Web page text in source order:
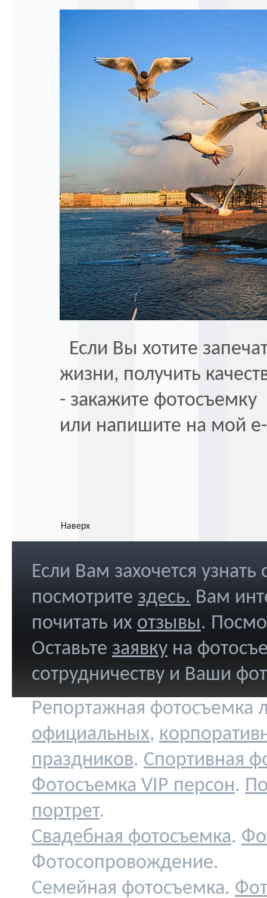
Если Вы хотите
жизни, получить
- закажите
или напишите на мой
Наверх
Если Вам захочется
посмотрите здесь. Вам
почитать их отзывы.
Оставьте заявку на
сотрудничеству и Ваши
Репортажная фотосъемка
официальных,
праздников. Спортивная
Фотосъемка VIP персон.
портрет.
Свадебная фотосъемка.
Фотосопровождение.
Семейная фотосъемка.